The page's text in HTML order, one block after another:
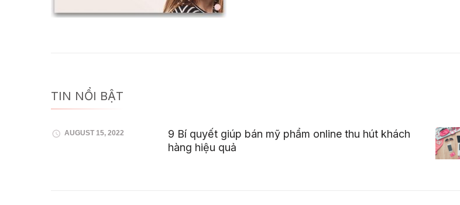
TIN NỔI BẬT
AUGUST 15, 2022
9 Bí quyết giúp bán mỹ phẩm online thu hút khách
hàng hiệu quả